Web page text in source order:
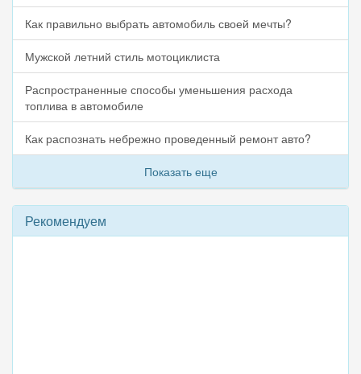
Как правильно выбрать автомобиль своей мечты?
Мужской летний стиль мотоциклиста
Распространенные способы уменьшения расхода
топлива в автомобиле
Как распознать небрежно проведенный ремонт авто?
Показать еще
Рекомендуем